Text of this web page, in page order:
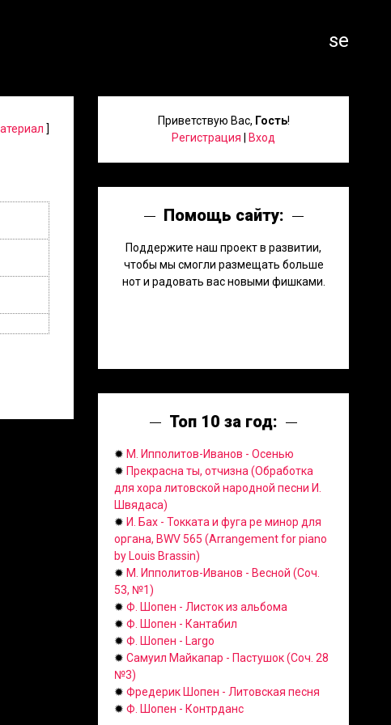
search
]
Приветствую Вас, Гость!
Регистрация
Вход
Помощь сайту:
Поддержите наш проект в развитии,
чтобы мы смогли размещать больше
нот и радовать вас новыми фишками.
Топ 10 за год:
✹ М. Ипполитов-Иванов - Осенью
✹ Прекрасна ты, отчизна (Обработка
для хора литовской народной песни И.
Швядаса)
✹ И. Бах - Токката и фуга ре минор для
органа, BWV 565 (Arrangement for piano
by Louis Brassin)
✹ М. Ипполитов-Иванов - Весной (Соч.
53, №1)
✹ Ф. Шопен - Листок из альбома
✹ Ф. Шопен - Кантабил
✹ Ф. Шопен - Largo
✹ Самуил Майкапар - Пастушок (Соч. 28
№3)
✹ Фредерик Шопен - Литовская песня
✹ Ф. Шопен - Контрданс